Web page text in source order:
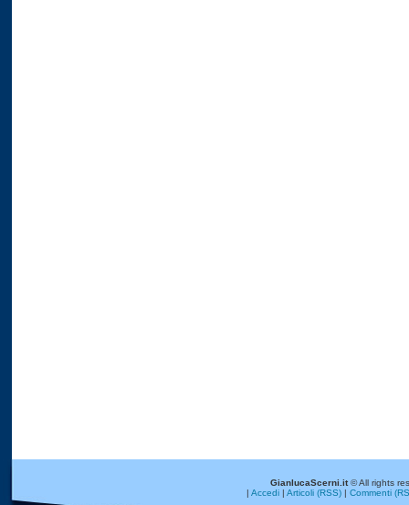
GianlucaScerni.it© All rights
| Accedi| Articoli (RSS)| Commenti